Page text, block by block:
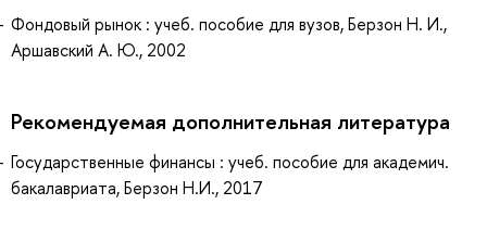
Фондовый рынок : учеб. пособие для вузов, Берзон Н. И.,
Аршавский А. Ю., 2002
Рекомендуемая дополнительная литература
Государственные финансы : учеб. пособие для академич.
бакалавриата, Берзон Н.И., 2017